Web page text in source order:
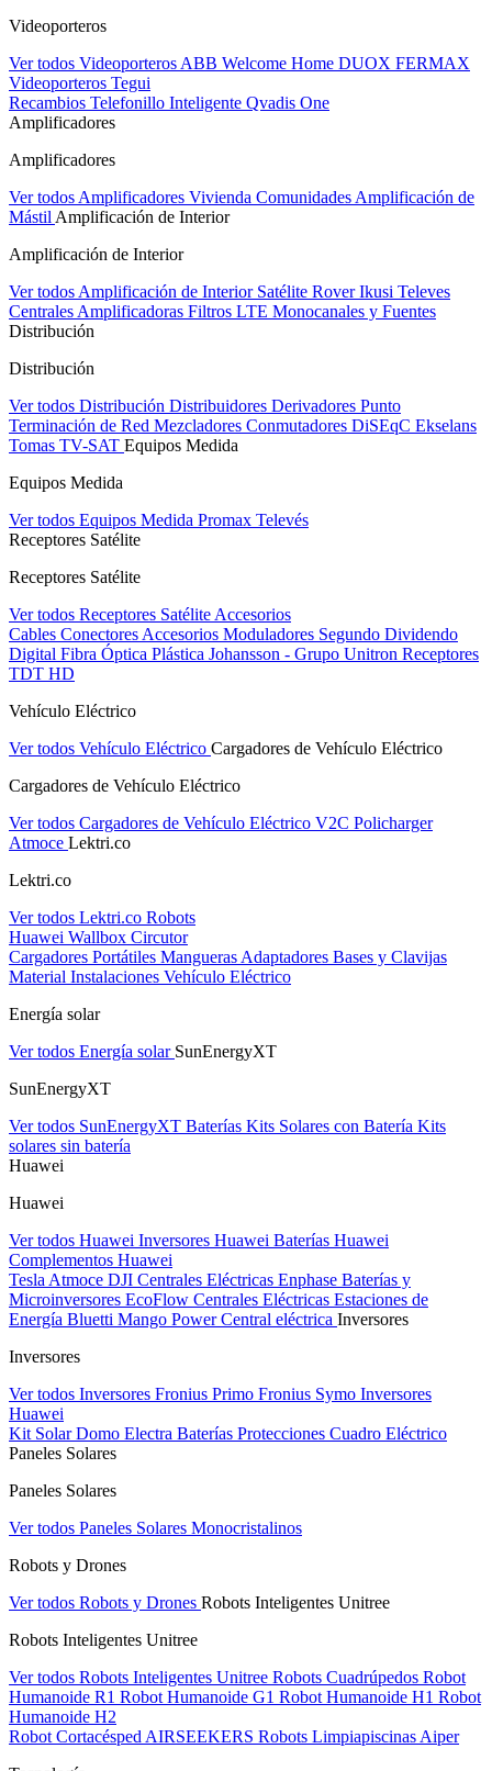
Videoporteros
Ver todos Videoporteros ABB Welcome Home DUOX FERMAX
Videoporteros Tegui
Recambios Telefonillo Inteligente Qvadis One
Amplificadores
Amplificadores
Ver todos Amplificadores Vivienda Comunidades Amplificación de
Mástil Amplificación de Interior
Amplificación de Interior
Ver todos Amplificación de Interior Satélite RoverIkusi Televes
Centrales Amplificadoras Filtros LTE Monocanales y Fuentes
Distribución
Distribución
Ver todos Distribución Distribuidores Derivadores Punto
Terminación de Red Mezcladores Conmutadores DiSEqC Ekselans
Tomas TV-SAT Equipos Medida
Equipos Medida
Ver todos Equipos Medida Promax Televés
Receptores Satélite
Receptores Satélite
Ver todos Receptores Satélite Accesorios
Cables Conectores Accesorios Moduladores Segundo Dividendo
Digital Fibra Óptica Plástica Johansson - Grupo Unitron Receptores
TDT HD
Vehículo Eléctrico
Ver todos Vehículo Eléctrico Cargadores de Vehículo Eléctrico
Cargadores de Vehículo Eléctrico
Ver todos Cargadores de Vehículo Eléctrico V2C Policharger
Atmoce Lektri.co
Lektri.co
Ver todos Lektri.co Robots
Huawei Wallbox Circutor
Cargadores Portátiles Mangueras Adaptadores Bases y Clavijas
Material Instalaciones Vehículo Eléctrico
Energía solar
Ver todos Energía solar SunEnergyXT
SunEnergyXT
Ver todos SunEnergyXT Baterías Kits Solares con Batería Kits
solares sin batería
Huawei
Huawei
Ver todos Huawei Inversores Huawei Baterías Huawei
Complementos Huawei
Tesla Atmoce DJI Centrales Eléctricas Enphase Baterías y
Microinversores EcoFlow Centrales Eléctricas Estaciones de
Energía Bluetti Mango Power Central eléctrica Inversores
Inversores
Ver todos Inversores Fronius Primo Fronius Symo Inversores
Huawei
Kit Solar Domo Electra Baterías Protecciones Cuadro Eléctrico
Paneles Solares
Paneles Solares
Ver todos Paneles Solares Monocristalinos
Robots y Drones
Ver todos Robots y Drones Robots Inteligentes Unitree
Robots Inteligentes Unitree
Ver todos Robots Inteligentes Unitree Robots Cuadrúpedos Robot
Humanoide R1 Robot Humanoide G1 Robot Humanoide H1 Robot
Humanoide H2
Robot Cortacésped AIRSEEKERS Robots Limpiapiscinas Aiper